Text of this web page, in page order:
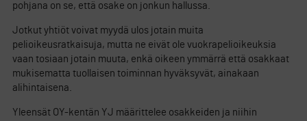
pohjana on se, että osake on jonkun hallussa.
Jotkut yhtiöt voivat myydä ulos jotain muita
pelioikeusratkaisuja, mutta ne eivät ole vuokrapelioikeuksia
vaan tosiaan jotain muuta, enkä oikeen ymmärrä että osakkaat
mukisematta tuollaisen toiminnan hyväksyvät, ainakaan
alihintaisena.
Yleensät OY-kentän YJ määrittelee osakkeiden ja niihin